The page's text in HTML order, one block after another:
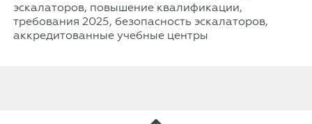
эскалаторов, повышение квалификации,
требования 2025, безопасность эскалаторов,
аккредитованные учебные центры